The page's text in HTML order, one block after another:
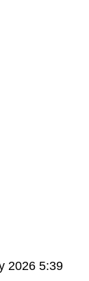
2026 5:39